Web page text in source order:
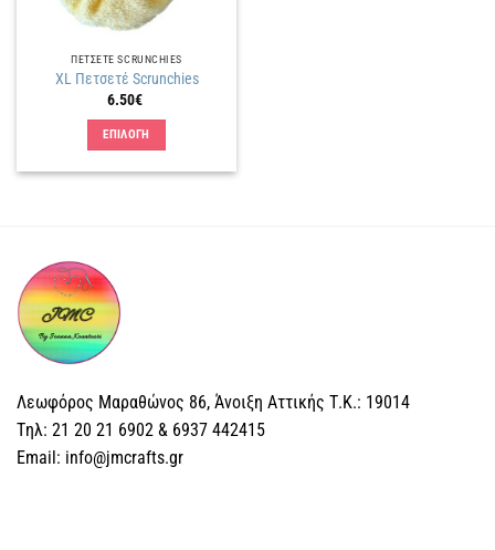
ΠΕΤΣΕΤΕ SCRUNCHIES
XL Πετσετέ Scrunchies
6.50€
ΕΠΙΛΟΓΗ
επιλεγούν
σελίδα
του
Λεωφόρος Μαραθώνος 86, Άνοιξη Αττικής Τ.Κ.: 19014
Tηλ: 21 20 21 6902 & 6937 442415
Email: info@jmcrafts.gr